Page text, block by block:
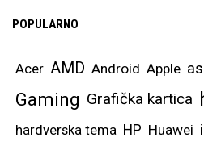
POPULARNO
Acer AMD Android Apple
Gaming Grafička kartica
hardverska tema HP Huawei